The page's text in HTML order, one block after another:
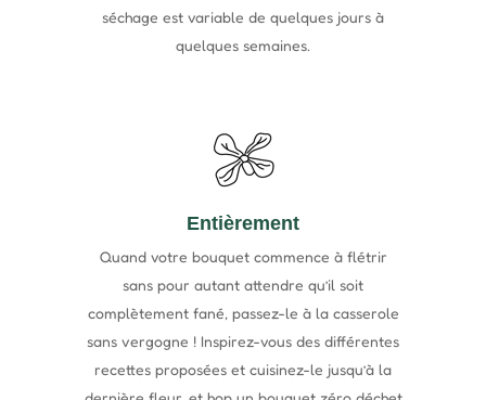
séchage est variable de quelques jours à
quelques semaines.
Entièrement
Quand votre bouquet commence à flétrir
sans pour autant attendre qu’il soit
complètement fané, passez-le à la casserole
sans vergogne ! Inspirez-vous des différentes
recettes proposées et cuisinez-le jusqu’à la